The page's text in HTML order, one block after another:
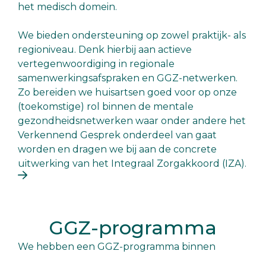
het medisch domein.
We bieden ondersteuning op zowel praktijk- als
regioniveau. Denk hierbij aan actieve
vertegenwoordiging in regionale
samenwerkingsafspraken en GGZ-netwerken.
Zo bereiden we huisartsen goed voor op onze
(toekomstige) rol binnen de mentale
gezondheidsnetwerken waar onder andere het
Verkennend Gesprek onderdeel van gaat
worden en dragen we bij aan de concrete
uitwerking van het Integraal Zorgakkoord (IZA).
GGZ-programma
We hebben een GGZ-programma binnen